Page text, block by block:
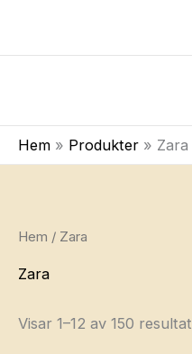
innehåll
Hem Produkter Zara
Hem / Zara
Zara
Visar 1–12 av 150 resultat